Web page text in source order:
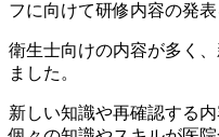
フに向けて研修内容の発
衛生士向けの内容が多く
ました。
新しい知識や再確認する